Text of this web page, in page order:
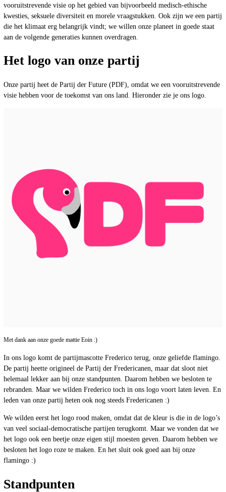
vooruitstrevende visie op het gebied van bijvoorbeeld medisch-ethische
kwesties, seksuele diversiteit en morele vraagstukken. Ook zijn we een partij
die het klimaat erg belangrijk vindt; we willen onze planeet in goede staat
aan de volgende generaties kunnen overdragen.
Het logo van onze partij
Onze partij heet de Partij der Future (PDF), omdat we een vooruitstrevende
visie hebben voor de toekomst van ons land. Hieronder zie je ons logo.
Met dank aan onze goede mattie Eoin :)
In ons logo komt de partijmascotte Frederico terug, onze geliefde flamingo.
De partij heette origineel de Partij der Fredericanen, maar dat sloot niet
helemaal lekker aan bij onze standpunten. Daarom hebben we besloten te
rebranden. Maar we wilden Frederico toch in ons logo voort laten leven. En
leden van onze partij heten ook nog steeds Fredericanen :)
We wilden eerst het logo rood maken, omdat dat de kleur is die in de logo’s
van veel sociaal-democratische partijen terugkomt. Maar we vonden dat we
het logo ook een beetje onze eigen stijl moesten geven. Daarom hebben we
besloten het logo roze te maken. En het sluit ook goed aan bij onze
flamingo :)
Standpunten